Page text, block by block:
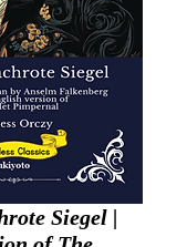
Siegel |